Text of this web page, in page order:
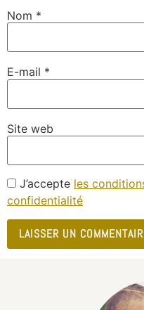
Nom *
E-mail *
Site web
J’accepte les
confidentialité